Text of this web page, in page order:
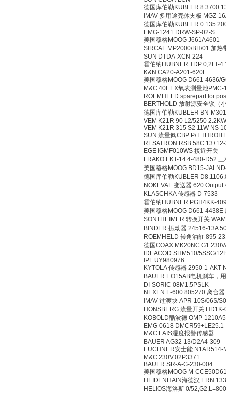
德国库伯勒KUBLER
IMAV 多用途壳体夹板
德国库伯勒KUBLER
EMG-1241 DRW-SP-
美国穆格MOOG
SIRCAL MP2000/BH/
SUN DTDA-XCN-
霍伯纳HUBNER TDP
K&N CA20-A201-
美国穆格MOOG D661-
M&C 40EEX氧表测量池
ROEMHELD sparepart
BERTHOLD 放射源安
德国库伯勒KUBLER
VEM K21R 90 L2/
VEM K21R 315 S2 11W
SUN 流量阀CBP P/T
RESATRON RSB 58C
EGE IGMF010WS 接
FRAKO LKT-14.4-480-
美国穆格MOOG BD15-
德国库伯勒KUBLER
NOKEVAL 变送器 620
KLASCHKA 传感器 D-
霍伯纳HUBNER
美国穆格MOOG D661-
SONTHEIMER 转换开关
BINDER 振动器
ROEMHELD 转角油缸
德国COAX MK20NC
IDEACOD SHM510/
IPF UY980976
KYTOLA 传感器 2950-
BAUER EO15AB电机刹
DI-SORIC
NEXEN L-600 805270
IMAV 过渡块 APR-
HONSBERG 流量开关
KOBOLD酷波德 OMP-
EMG-0618
M&C LAIS湿度报警传
BAUER AG32-13/
EUCHNER安士能
M&C 230V.02P3371
BAUER SR-A-G-230-
美国穆格MOOG M-
HEIDENHAIN海德汉
HELIOS海洛斯 0/